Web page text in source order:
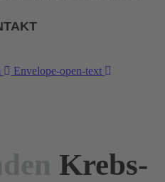
Envelope-open-text
Krebs-